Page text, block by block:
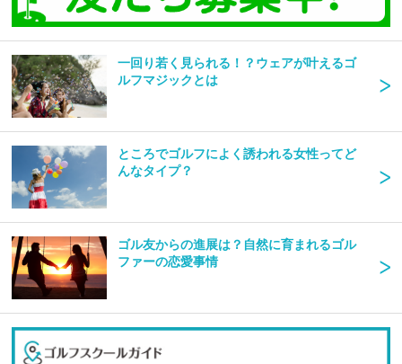
一回り若く見られる！？ウェアが叶えるゴ
ルフマジックとは
ところでゴルフによく誘われる女性ってど
んなタイプ？
ゴル友からの進展は？自然に育まれるゴル
ファーの恋愛事情